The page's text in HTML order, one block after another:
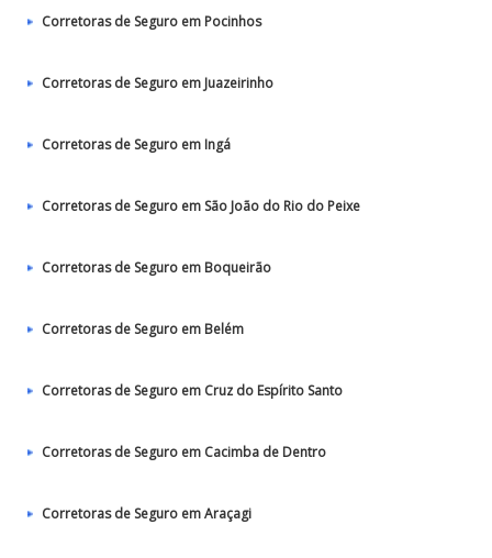
Corretoras de Seguro em Pocinhos
Corretoras de Seguro em Juazeirinho
Corretoras de Seguro em Ingá
Corretoras de Seguro em São João do Rio do Peixe
Corretoras de Seguro em Boqueirão
Corretoras de Seguro em Belém
Corretoras de Seguro em Cruz do Espírito Santo
Corretoras de Seguro em Cacimba de Dentro
Corretoras de Seguro em Araçagi